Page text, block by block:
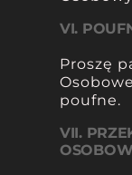
VI.
Proszę
poufne.
VII.